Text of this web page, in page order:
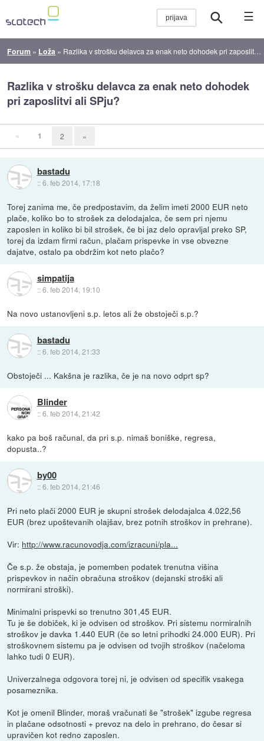
☰
Forum » Loža » Razlika v strošku delavca za enak neto dohodek pri zaposlitvi ali SPju?
Razlika v strošku delavca za enak neto dohodek
pri zaposlitvi ali SPju?
« 1 2 »
bastadu
::6. feb 2014, 17:18
Torej zanima me, če predpostavim, da želim imeti 2000 EUR neto
plače, koliko bo to strošek za delodajalca, če sem pri njemu
zaposlen in koliko bi bil strošek, če bi jaz delo opravljal preko SP,
torej da izdam firmi račun, plačam prispevke in vse obvezne
dajatve, ostalo pa obdržim kot neto plačo?
simpatija
::6. feb 2014, 19:10
Na novo ustanovljeni s.p. letos ali že obstoječi s.p.?
bastadu
::6. feb 2014, 21:33
Obstoječi ... Kakšna je razlika, če je na novo odprt sp?
Blinder
::6. feb 2014, 21:42
kako pa boš računal, da pri s.p. nimaš boniške, regresa,
dopusta..?
by00
::6. feb 2014, 21:46
Pri neto plači 2000 EUR je skupni strošek delodajalca 4.022,56
EUR (brez upoštevanih olajšav, brez potnih stroškov in prehrane).
Vir: http://www.racunovodja.com/izracuni/pla...
Če s.p. že obstaja, je pomemben podatek trenutna višina
prispevkov in način obračuna stroškov (dejanski stroški ali
normirani stroški).
Minimalni prispevki so trenutno 301,45 EUR.
Tu je še dobiček, ki je odvisen od stroškov. Pri sistemu normiralnih
stroškov je davka 1.440 EUR (če so letni prihodki 24.000 EUR). Pri
stroškovnem sistemu pa je odvisen od tvojih stroškov (načeloma
lahko tudi 0 EUR).
Univerzalnega odgovora torej ni, je odvisen od specifik vsakega
posameznika.
Kot je omenil Blinder, moraš vračunati še "strošek" izgube regresa
in plačane odsotnosti + prevoz na delo in prehrano, do česar si
upravičen kot redno zaposlen.